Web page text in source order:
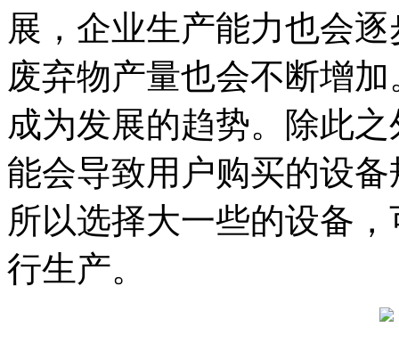
展，企业生产能力也会
废弃物产量也会不断增
成为发展的趋势。除此
能会导致用户购买的设
所以选择大一些的设备
行生产。